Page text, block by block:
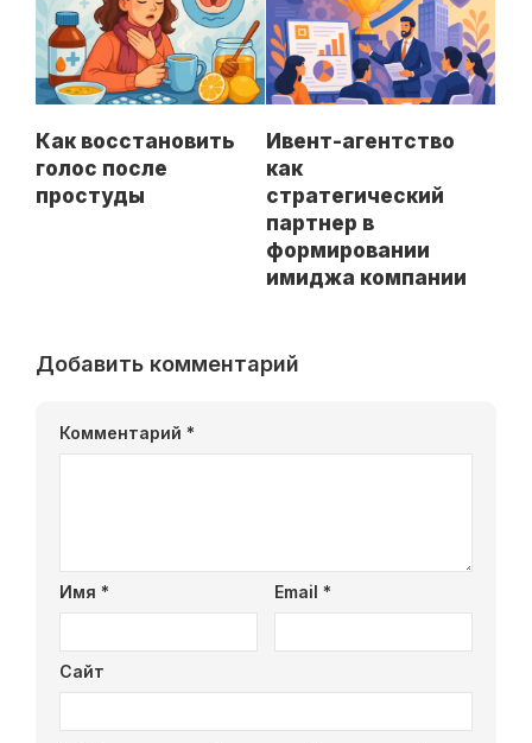
Как восстановить
голос после
простуды
Ивент-агентство
как
стратегический
партнер в
формировании
имиджа компании
Добавить комментарий
Комментарий *
Имя * Email *
Сайт